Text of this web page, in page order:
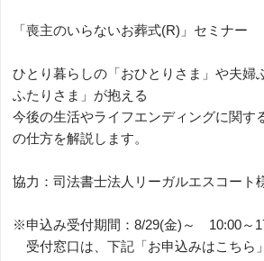
「喪主のいらないお葬式(R)」セミナー
ひとり暮らしの「おひとりさま」や夫婦
ふたりさま」が抱える
今後の生活やライフエンディングに関す
の仕方を解説します。
協力：司法書士法人リーガルエスコート
※申込み受付期間：8/29(金)～ 10:00～
受付窓口は、下記「お申込みはこちら